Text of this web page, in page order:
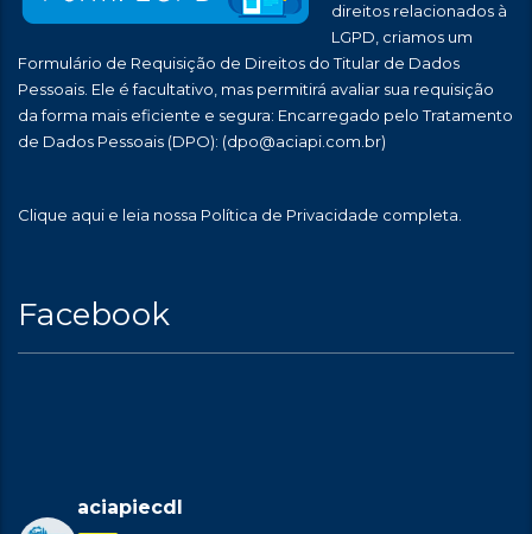
direitos relacionados à
LGPD, criamos um
Formulário de Requisição de Direitos do Titular de Dados
Pessoais. Ele é facultativo, mas permitirá avaliar sua requisição
da forma mais eficiente e segura: Encarregado pelo Tratamento
de Dados Pessoais (DPO): (dpo@aciapi.com.br)
Clique aqui e leia nossa Política de Privacidade completa.
Facebook
aciapiecdl